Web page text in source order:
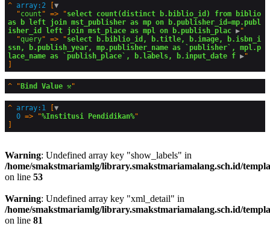
^ array:2 [▼
  "
count " => "select count(distinct b.biblio_id) from biblio
as b left join mst_publisher as mp on b.publisher_id=mp.publ
isher_id left join mst_place as mpl on b.publish_plac ▶"
  "
query" => "select b.biblio_id, b.title, b.image, b.isbn_i
ssn, b.publish_year, mp.publisher_name as `publisher`, mpl.p
lace_name as `publish_place`, b.labels, b.input_date f ▶
^ "Bind Value ⚒️
^ array:1 [▼
0 => "%Institusi Pendidikan%
Warning: Undefined array key "show_labels" in
/home/smakstmariamlg/library.smakstmariamalang.sch.id/
on line 53
Warning: Undefined array key "xml_detail" in
/home/smakstmariamlg/library.smakstmariamalang.sch.id/
on line 81